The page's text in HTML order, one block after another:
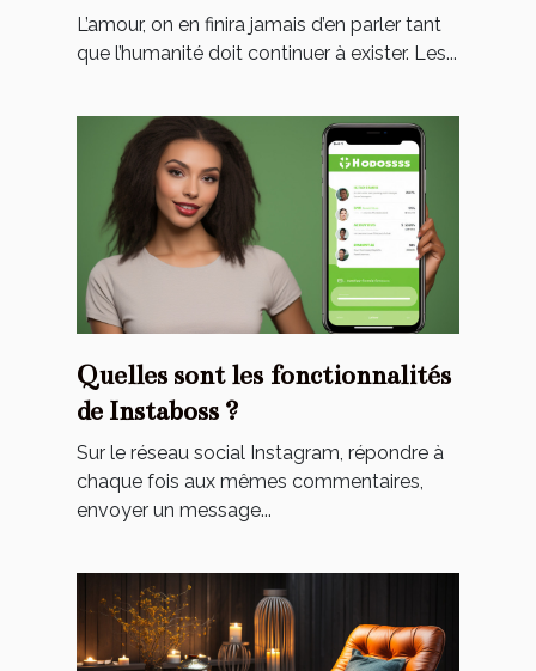
L’amour, on en finira jamais d’en parler tant
que l’humanité doit continuer à exister. Les...
Quelles sont les fonctionnalités
de Instaboss ?
Sur le réseau social Instagram, répondre à
chaque fois aux mêmes commentaires,
envoyer un message...